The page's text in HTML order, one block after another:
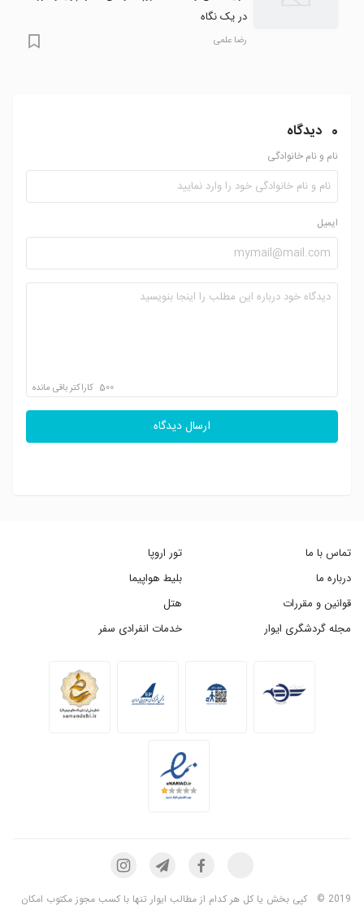
در یک نگاه
رضا علمی
0 دیدگاه
نام و نام خانوادگی
ایمیل
500 کاراکتر باقی مانده
ارسال دیدگاه
تماس با ما
درباره ما
قوانین و مقررات
مجله گردشگری ایوار
تور اروپا
بلیط هواپیما
هتل
خدمات انفرادی سفر
2019 ©
کپی بخش یا کل هر کدام از مطالب ایوار تنها با کسب مجوز مکتوب امکان